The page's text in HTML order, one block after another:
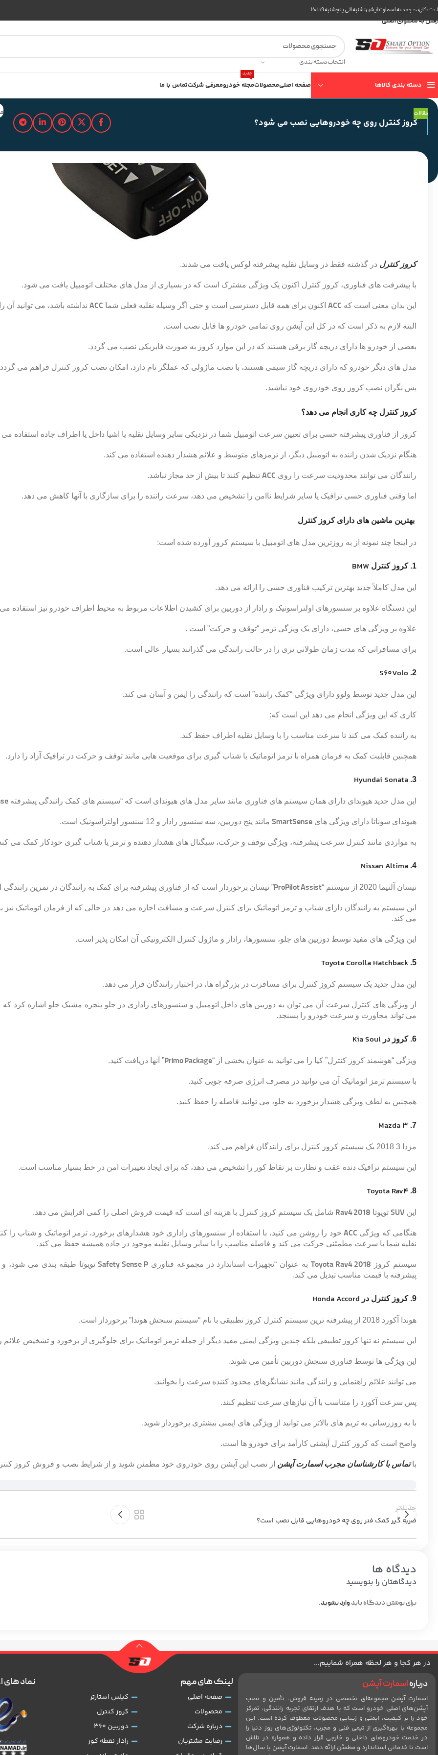
عبور به ناوبری
رفتن به محتوای اصلی
کاری مجموعه اسمارت آپشن: شنبه الی پنجشنبه ۹ تا ۲۰
انتخاب دسته بندی
دسته بندی کالاها صفحه اصلیمحصولاتمجله خودرو
جدید
معرفی شرکتتماس با ما
مقالات
کروز کنترل روی چه خودروهایی نصب می شود؟
کروز کنترل ​​در گذشته فقط در وسایل نقلیه پیشرفته لوکس یافت می شدند.
با پیشرفت های فناوری، کروز کنترل ​​اکنون یک ویژگی مشترک است که در بسیاری از مدل های مختلف اتومبیل یافت می شود.
این بدان معنی است که ACC اکنون برای همه قابل دسترسی است و حتی اگر وسیله نقلیه فعلی شما ACC نداشته باشد، می توانید آن
البته لازم به ذکر است که در کل این آپشن روی تمامی خودرو ها قابل نصب است.
بعضی از خودرو ها دارای دریچه گاز برقی هستند که در این موارد کروز به صورت فابریکی نصب می گردد.
مدل های دیگر خودرو که دارای دریچه گاز سیمی هستند، با نصب ماژولی که عملگر نام دارد، امکان نصب کروز کنترل فراهم می
پس نگران نصب کروز روی خودروی خود نباشید.
کروز کنترل چه کاری انجام می دهد؟
کروز ​​از فناوری پیشرفته حسی برای تعیین سرعت اتومبیل شما در نزدیکی سایر وسایل نقلیه یا اشیا داخل یا اطراف جاده استفاده می
هنگام نزدیک شدن راننده به اتومبیل دیگر، از ترمزهای متوسط ​​و علائم هشدار دهنده استفاده می کند.
رانندگان می توانند محدودیت سرعت را روی ACC تنظیم کنند تا بیش از حد مجاز نباشد.
اما وقتی فناوری حسی ترافیک یا سایر شرایط ناامن را تشخیص می دهد، سرعت راننده را برای سازگاری با آنها کاهش می دهد.
بهترین ماشین های دارای کروز کنترل
در اینجا چند نمونه از به روزترین مدل های اتومبیل با سیستم کروز​​ آورده شده است:
1. کروز کنترل BMW
این مدل کاملاً جدید بهترین ترکیب فناوری حسی را ارائه می دهد.
این دستگاه علاوه بر سنسورهای اولتراسونیک و رادار از دوربین برای کشیدن اطلاعات مربوط به محیط اطراف خودرو نیز استفاده
علاوه بر ویژگی های حسی، دارای یک ویژگی ترمز “توقف و حرکت” است .
برای مسافرانی که مدت زمان طولانی تری را در حالت رانندگی می گذرانند بسیار عالی است.
2.
Volo
S60
این مدل جدید توسط ولوو دارای ویژگی “کمک راننده” است که رانندگی را ایمن و آسان می کند.
کاری که این ویژگی انجام می دهد این است که:
به راننده کمک می کند تا سرعت مناسب را با وسایل نقلیه اطراف حفظ کند.
همچنین قابلیت کمک به فرمان همراه با ترمز اتوماتیک یا شتاب گیری برای موقعیت هایی مانند توقف و حرکت در ترافیک آزاد را دارد.
3.
Hyundai Sonata
این مدل جدید هیوندای دارای همان سیستم های فناوری مانند سایر مدل های هیوندای است که “سیستم های کمک رانندگی پیشرفته
هیوندای سوناتا دارای ویژگی های SmartSense مانند پنج دوربین، سه سنسور رادار و 12 سنسور اولتراسونیک است.
به مواردی مانند کنترل سرعت پیشرفته، ویژگی توقف و حرکت، سیگنال های هشدار دهنده و ترمز یا شتاب گیری خودکار کمک می
4.
Nissan Altima
نیسان آلتیما 2020 از سیستم “ ProPilot Assist” نیسان برخوردار است که از فناوری پیشرفته برای کمک به رانندگان در تمرین رانندگی
این سیستم به رانندگان دارای شتاب و ترمز اتوماتیک برای کنترل سرعت و مسافت اجازه می دهد در حالی که از فرمان اتوماتیک
می کند.
این ویژگی های مفید توسط دوربین های جلو، سنسورها، رادار و ماژول کنترل الکترونیکی آن امکان پذیر است.
5.
Toyota Corolla Hatchback
این مدل جدید یک سیستم کروز کنترل​​ برای مسافرت در بزرگراه ها، در اختیار رانندگان قرار می دهد.
از ویژگی های کنترل سرعت آن می توان به دوربین های داخل اتومبیل و سنسورهای راداری در جلو پنجره مشبک جلو اشاره کرد که
می تواند مجاورت و سرعت خودرو را بسنجد.
6. کروز در Kia Soul
ویژگی “هوشمند کروز کنترل” کیا را می توانید به عنوان بخشی از “Primo Package” آنها دریافت کنید.
با سیستم ترمز اتوماتیک آن می توانید در مصرف انرژی صرفه جویی کنید.
همچنین به لطف ویژگی هشدار برخورد به جلو، می توانید فاصله را حفظ کنید.
7
.
Mazda 3
مزدا 3 2018 یک سیستم کروز کنترل ​​برای رانندگان فراهم می کند.
این سیستم ترافیک دنده عقب و نظارت بر نقاط کور را تشخیص می دهد، که برای ایجاد تغییرات امن در خط بسیار مناسب است.
8.
Toyota Rav4
این SUV تویوتا Rav4 2018 شامل یک سیستم کروز کنترل ​​با هزینه ای است که قیمت فروش اصلی را کمی افزایش می دهد.
هنگامی که ویژگی ACC خود را روشن می کنید، با استفاده از سنسورهای راداری خود هشدارهای برخورد، ترمز اتوماتیک و شتاب را
نقلیه شما با سرعت مطمئنی حرکت می کند و فاصله مناسب را با سایر وسایل نقلیه موجود در جاده همیشه حفظ می کند.
سیستم کروز ​​Toyota Rav4 2018 به عنوان “تجهیزات استاندارد در مجموعه فناوری Safety Sense P تویوتا طبقه بندی می شود، و
پیشرفته با قیمت مناسب تبدیل می کند.
9. کروز کنترل در Honda Accord
هوندا آکورد 2018 از پیشرفته ترین سیستم کنترل کروز تطبیقی ​​با نام “سیستم سنجش هوندا” برخوردار است.
این سیستم نه تنها کروز تطبیقی ​​بلکه چندین ویژگی ایمنی مفید دیگر از جمله ترمز اتوماتیک برای جلوگیری از برخورد و تشخیص علائم
این ویژگی ها توسط فناوری سنجش دوربین تأمین می شوند.
می توانند علائم راهنمایی و رانندگی مانند نشانگرهای محدود کننده سرعت را بخوانند.
پس سرعت آکورد را متناسب با آن نیازهای سرعت تنظیم کنند.
با به روزرسانی به تریم های بالاتر می توانید از ویژگی های ایمنی بیشتری برخوردار شوید.
واضح است که کروز کنترل آپشنی کارآمد برای خودرو ها است.
باتماس با کارشناسان مجرب اسمارت آپشن از نصب این آپشن روی خودروی خود مطمئن شوید و از شرایط نصب و فروش کروز
جدیدتر
ضربه گیر کمک فنر روی چه خودروهایی قابل نصب است؟
دیدگاه ها
دیدگاهتان را بنویسید
برای نوشتن دیدگاه باید وارد بشوید.
در هر کجا و هر لحظه همراه شماییم...
دربارهاسمارت آپشن
اسمارت آپشن مجموعه‌ای تخصصی در زمینه فروش، تأمین و نصب
آپشن‌های اصلی خودرو است که با هدف ارتقای تجربه رانندگی، تمرکز
خود را بر کیفیت، ایمنی و زیبایی محصولات معطوف کرده است. این
مجموعه با بهره‌گیری از تیمی فنی و مجرب، تکنولوژی‌های روز دنیا را
در خدمت خودروهای داخلی و خارجی قرار داده و همواره در تلاش
است تا خدماتی استاندارد و مطمئن ارائه دهد. اسمارت آپشن با سال‌ها
لینک های مهم
صفحه اصلی
محصولات
درباره شرکت
رضایت مشتریان
کیلس استارتر
کروز کنترل
دوربین 360
رادار نقطه کور
نماد های